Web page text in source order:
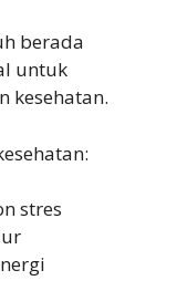
berada
untuk
kesehatan.
stres